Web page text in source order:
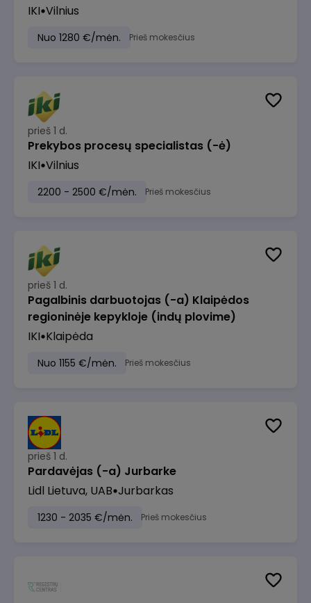
IKI Vilnius
Nuo 1280 €/mėn. Prieš mokesčius
prieš 1 d.
Prekybos procesų specialistas (-ė)
IKI Vilnius
2200 - 2500 €/mėn. Prieš mokesčius
prieš 1 d.
Pagalbinis darbuotojas (-a) Klaipėdos
regioninėje kepykloje (indų plovime)
IKI Klaipėda
Nuo 1155 €/mėn. Prieš mokesčius
prieš 1 d.
Pardavėjas (-a) Jurbarke
Lidl Lietuva, UAB Jurbarkas
1230 - 2035 €/mėn. Prieš mokesčius